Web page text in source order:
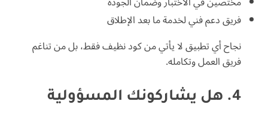
فريق دعم فني لخدمة ما بعد الإطلاق
نجاح أي تطبيق لا يأتي من كود نظيف فقط، بل من تناغم
فريق العمل وتكامله.
4. هل يشاركونك المسؤولية